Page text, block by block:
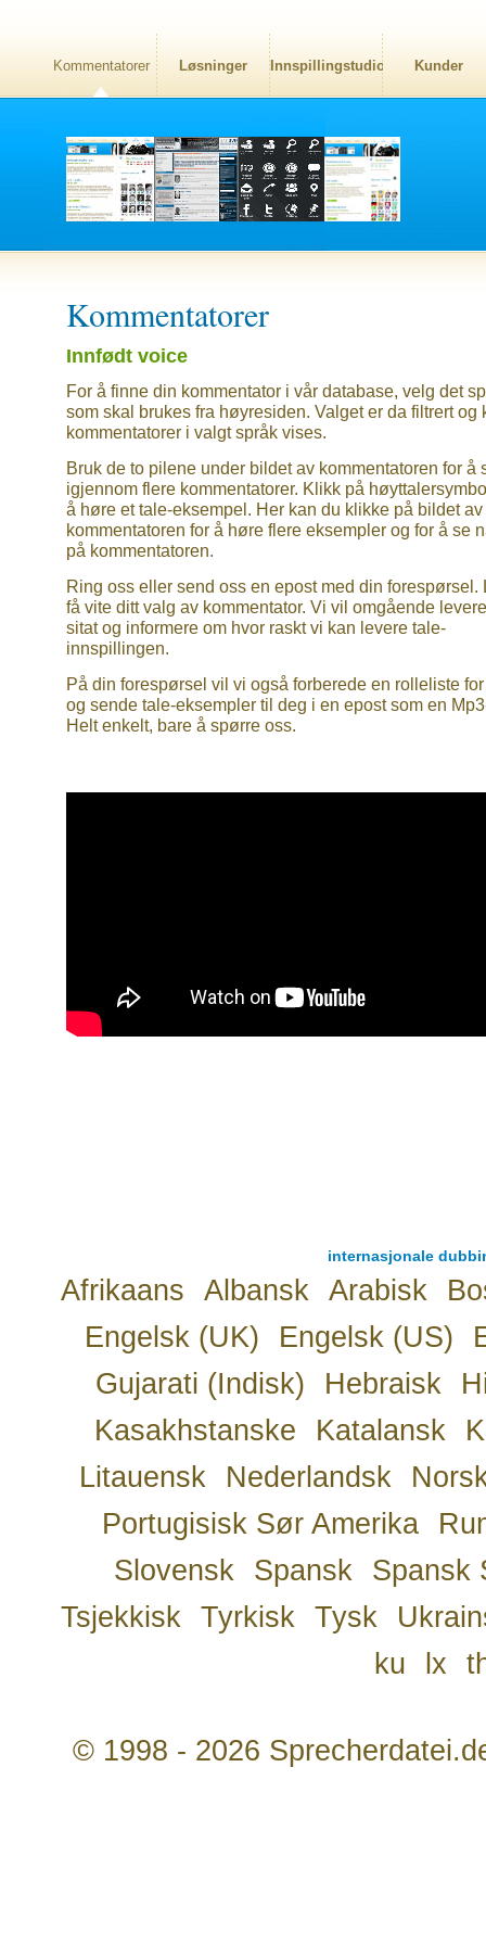
Kommentatorer Løsninger Innspillingstudio Kunder
Kommentatorer
Innfødt voice
For å finne din kommentator i vår database, velg det
som skal brukes fra høyresiden. Valget er da filtrert og
kommentatorer i valgt språk vises.
Bruk de to pilene under bildet av kommentatoren for å
igjennom flere kommentatorer. Klikk på
å høre et tale-eksempel. Her kan du klikke på bildet av
kommentatoren for å høre flere eksempler og for å se
på kommentatoren.
Ring oss eller send oss en epost med din forespørsel.
få vite ditt valg av kommentator. Vi vil omgående
sitat og informere om hvor raskt vi kan levere tale-
innspillingen.
På din forespørsel vil vi også forberede en rolleliste
og sende tale-eksempler til deg i en epost som en
Helt enkelt, bare å spørre oss.
internasjonale
Afrikaans Albansk Arabisk
Engelsk (UK)
Engelsk (US)
Gujarati (Indisk)
Hebraisk
Kasakhstanske
Katalansk
Litauensk
Nederlandsk
Portugisisk Sør Amerika
Slovensk
Spansk
Spansk
Tsjekkisk
Tyrkisk Tysk
ku
lx
© 1998 - 2026